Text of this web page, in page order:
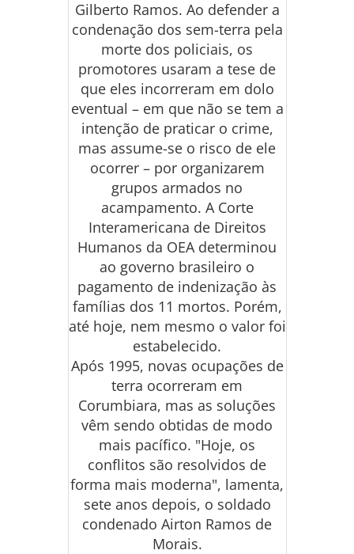
Gilberto Ramos. Ao defender a
condenação dos sem-terra pela
morte dos policiais, os
promotores usaram a tese de
que eles incorreram em dolo
eventual – em que não se tem a
intenção de praticar o crime,
mas assume-se o risco de ele
ocorrer – por organizarem
grupos armados no
acampamento. A Corte
Interamericana de Direitos
Humanos da OEA determinou
ao governo brasileiro o
pagamento de indenização às
famílias dos 11 mortos. Porém,
até hoje, nem mesmo o valor foi
estabelecido.
Após 1995, novas ocupações de
terra ocorreram em
Corumbiara, mas as soluções
vêm sendo obtidas de modo
mais pacífico. "Hoje, os
conflitos são resolvidos de
forma mais moderna", lamenta,
sete anos depois, o soldado
condenado Airton Ramos de
Morais.